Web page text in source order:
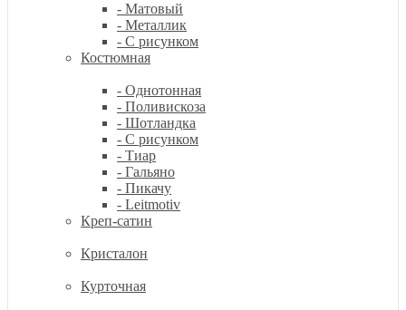
- Матовый
- Металлик
- С рисунком
Костюмная
- Однотонная
- Поливискоза
- Шотландка
- С рисунком
- Тиар
- Гальяно
- Пикачу
- Leitmotiv
Креп-сатин
Кристалон
Курточная